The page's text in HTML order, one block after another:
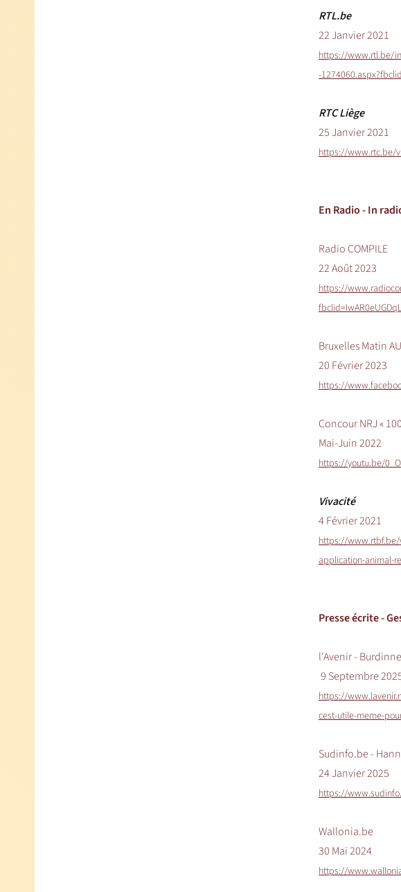
RTL.be
22 Janvier 2021
https://www.rtl.be/
-
RTC Liège
25 Janvier 2021
https://www.rtc.be/
En Radio -In
Radio COMPILE
22 Août 2023
https://
Bruxelles Matin
20 Février 2023
https://
Concour NRJ «
Mai-Juin 2022
https://youtu.be/
Vivacité
4 Février 2021
https://www.rtbf.be/
application-animal-
Presse écrite -
l'Avenir - Burdinne
9 Septembre
https://
cest-utile-meme-
Sudinfo.be -
24 Janvier 2025
https://
Wallonia.be
30 Mai 2024
https://